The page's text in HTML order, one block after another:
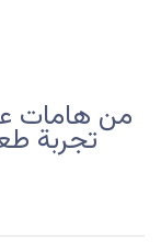
من هامات
تجربة